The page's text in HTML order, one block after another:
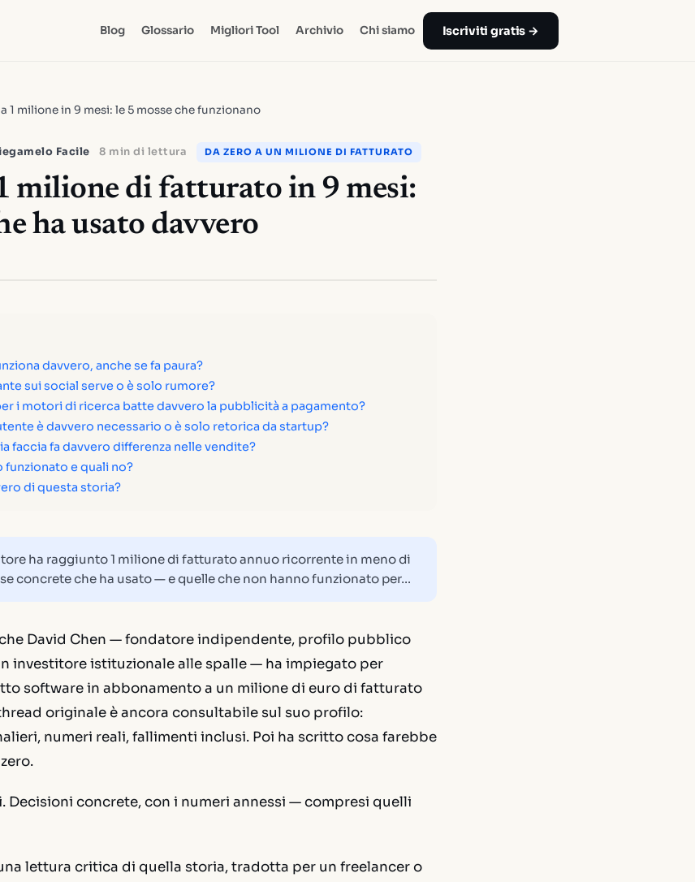
Blog Glossario Migliori Tool Archivio Chi siamo Iscriviti gratis →
1 milione in 9 mesi: le 5 mosse che funzionano
Facile 8 min di lettura DA ZERO A UN MILIONE DI FATTURATO
milione di fatturato in 9 mesi:
ha usato davvero
davvero, anche se fa paura?
sui social serve o è solo rumore?
i motori di ricerca batte davvero la pubblicità a pagamento?
è davvero necessario o è solo retorica da startup?
faccia fa davvero differenza nelle vendite?
funzionato e quali no?
di questa storia?
ha raggiunto 1 milione di fatturato annuo ricorrente in meno di
concrete che ha usato — e quelle che non hanno funzionato per…
David Chen — fondatore indipendente, profilo pubblico
investitore istituzionale alle spalle — ha impiegato per
software in abbonamento a un milione di euro di fatturato
originale è ancora consultabile sul suo profilo:
numeri reali, fallimenti inclusi. Poi ha scritto cosa farebbe
Decisioni concrete, con i numeri annessi — compresi quelli
lettura critica di quella storia, tradotta per un freelancer o